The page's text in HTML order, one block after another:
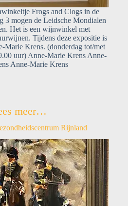
Frogs and Clogs in de
3 mogen de Leidsche Mondialen
Het is een wijnwinkel met
Tijdens deze expositie is
Marie Krens. (donderdag tot/met
uur) Anne-Marie Krens Anne-
Anne-Marie Krens
meer…
Rijnland